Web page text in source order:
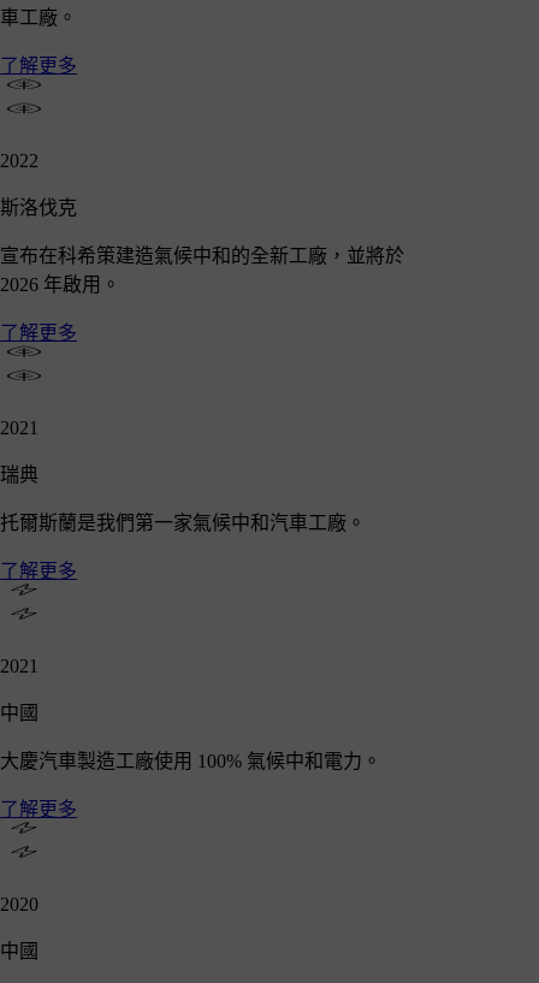
車工廠。
了解更多
2022
斯洛伐克
宣布在科希策建造氣候中和的全新工廠，並將於
2026 年啟用。
了解更多
2021
瑞典
托爾斯蘭是我們第一家氣候中和汽車工廠。
了解更多
2021
中國
大慶汽車製造工廠使用 100% 氣候中和電力。
了解更多
2020
中國